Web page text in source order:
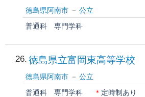
徳島県阿南市
公立
普通科
専門学科
26 徳島県立富岡東高等学校
徳島県阿南市
公立
普通科
専門学科 ＊ 定時制あり